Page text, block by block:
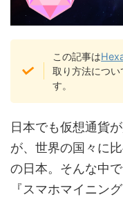
この記事は
取り方法につ
す。
日本でも仮想通貨
が、世界の国々に
の日本。そんな中
『スマホマイニン